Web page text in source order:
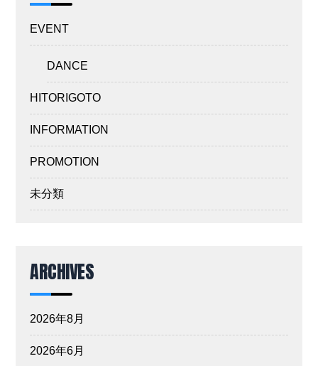
EVENT
DANCE
HITORIGOTO
INFORMATION
PROMOTION
未分類
ARCHIVES
2026年8月
2026年6月